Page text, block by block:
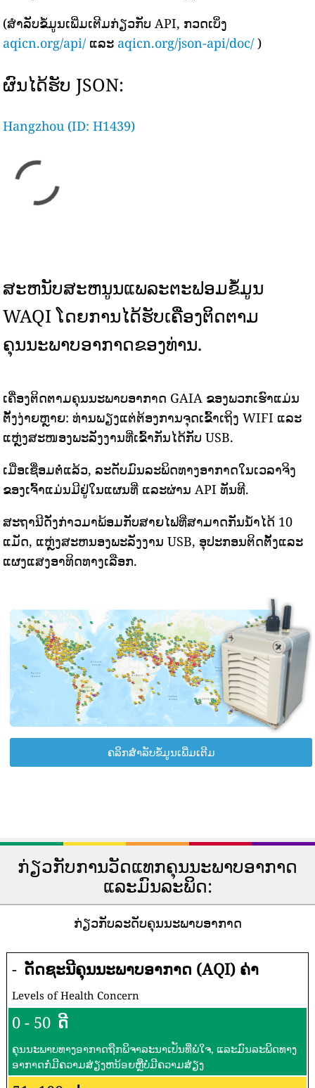
(ສຳລັບຂໍ້ມູນເພີ່ມເຕີມກ່ຽວກັບ API, ກວດເບິ່ງ
aqicn.org/api/ ແລະ aqicn.org/json-api/doc/ )
ຜົນໄດ້ຮັບ JSON:
Hangzhou (ID: H1439)
ສະຫນັບສະຫນູນແພລະຕະຟອມຂໍ້ມູນ
WAQI ໂດຍການໄດ້ຮັບເຄື່ອງຕິດຕາມ
ຄຸນນະພາບອາກາດຂອງທ່ານ.
ເຄື່ອງຕິດຕາມຄຸນນະພາບອາກາດ GAIA ຂອງພວກເຮົາແມ່ນ
ຕັ້ງງ່າຍຫຼາຍ: ທ່ານພຽງແຕ່ຕ້ອງການຈຸດເຂົ້າເຖິງ WIFI ແລະ
ແຫຼ່ງສະໜອງພະລັງງານທີ່ເຂົ້າກັນໄດ້ກັບ USB.
ເມື່ອເຊື່ອມຕໍ່ແລ້ວ, ລະດັບມົນລະພິດທາງອາກາດໃນເວລາຈິງ
ຂອງເຈົ້າແມ່ນມີຢູ່ໃນແຜນທີ່ ແລະຜ່ານ API ທັນທີ.
ສະຖານີດັ່ງກ່າວມາພ້ອມກັບສາຍໄຟທີ່ສາມາດກັນນ້ໍາໄດ້ 10
ແມັດ, ແຫຼ່ງສະຫນອງພະລັງງານ USB, ອຸປະກອນຕິດຕັ້ງແລະ
ແຜງແສງອາທິດທາງເລືອກ.
ຄລິກສຳລັບຂໍ້ມູນເພີ່ມເຕີມ
ກ່ຽວກັບການວັດແທກຄຸນນະພາບອາກາດ
ແລະມົນລະພິດ:
ກ່ຽວກັບລະດັບຄຸນນະພາບອາກາດ
- ດັດຊະນີຄຸນນະພາບອາກາດ (AQI) ຄ່າ
Levels of Health Concern
0 - 50 ດີ
ຄຸນນະພາບທາງອາກາດຖືກພິຈາລະນາເປັນທີ່ພໍໃຈ, ແລະມົນລະພິດທາງ
ອາກາດກໍ່ມີຄວາມສ່ຽງຫນ້ອຍຫຼືບໍ່ມີຄວາມສ່ຽງ